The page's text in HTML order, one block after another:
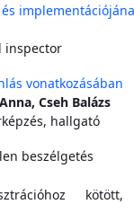
inspector
vonatkozásában
Cseh Balázs
hallgató
beszélgetés
kötött,